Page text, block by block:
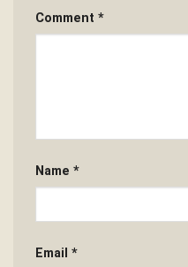
Comment *
Name *
Email *